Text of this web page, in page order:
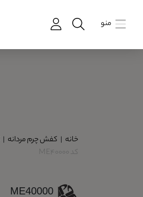
منو
خانه | کفش چرم مردانه |
کد ME40000
ME40000